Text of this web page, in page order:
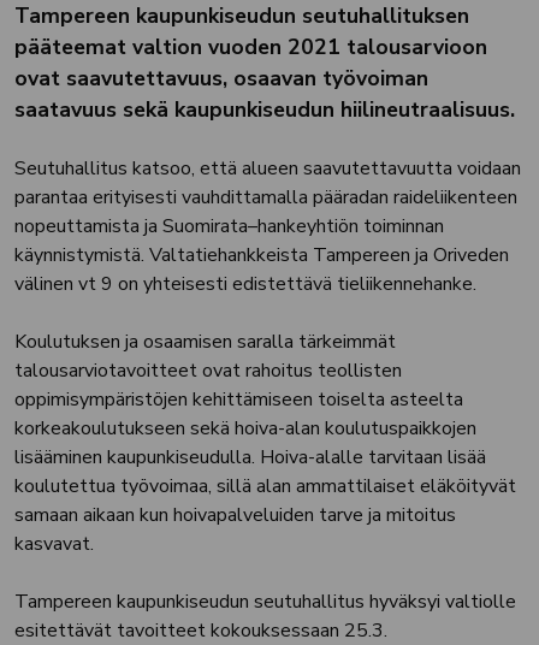
Tampereen kaupunkiseudun seutuhallituksen
pääteemat valtion vuoden 2021 talousarvioon
ovat saavutettavuus, osaavan työvoiman
saatavuus sekä kaupunkiseudun hiilineutraalisuus.
Seutuhallitus katsoo, että alueen saavutettavuutta voidaan
parantaa erityisesti vauhdittamalla pääradan raideliikenteen
nopeuttamista ja Suomirata–hankeyhtiön toiminnan
käynnistymistä. Valtatiehankkeista Tampereen ja Oriveden
välinen vt 9 on yhteisesti edistettävä tieliikennehanke.
Koulutuksen ja osaamisen saralla tärkeimmät
talousarviotavoitteet ovat rahoitus teollisten
oppimisympäristöjen kehittämiseen toiselta asteelta
korkeakoulutukseen sekä hoiva-alan koulutuspaikkojen
lisääminen kaupunkiseudulla. Hoiva-alalle tarvitaan lisää
koulutettua työvoimaa, sillä alan ammattilaiset eläköityvät
samaan aikaan kun hoivapalveluiden tarve ja mitoitus
kasvavat.
Tampereen kaupunkiseudun seutuhallitus hyväksyi valtiolle
esitettävät tavoitteet kokouksessaan 25.3.